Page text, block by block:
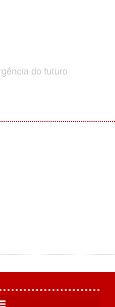
do futuro